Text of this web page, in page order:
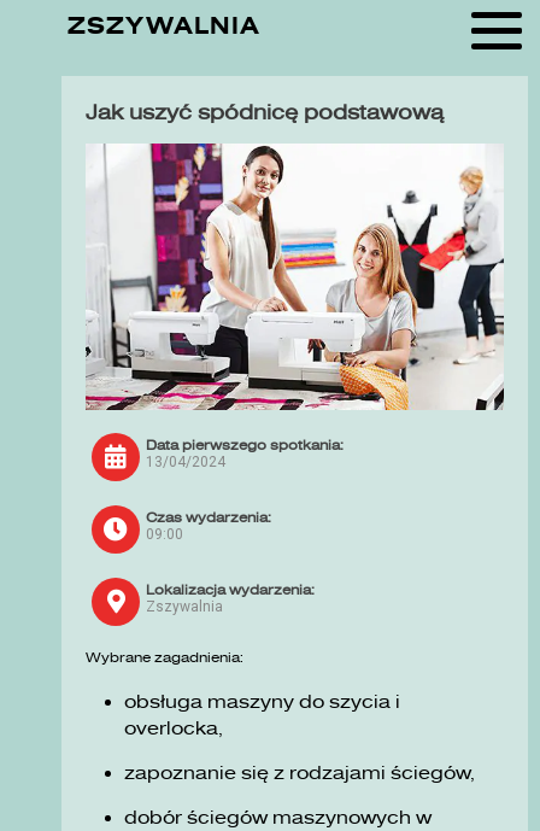
ZSZYWALNIA
Jak uszyć spódnicę podstawową
Data pierwszego spotkania:
13/04/2024
Czas wydarzenia:
09:00
Lokalizacja wydarzenia:
Zszywalnia
Wybrane zagadnienia:
obsługa maszyny do szycia i
overlocka,
zapoznanie się z rodzajami ściegów,
dobór ściegów maszynowych w